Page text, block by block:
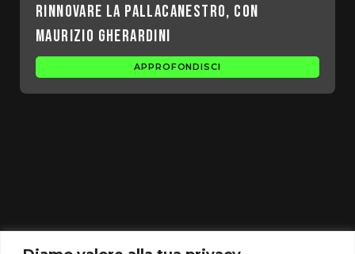
rinnovare la pallacanestro, con
Maurizio Gherardini
APPROFONDISCI
IT03864960129